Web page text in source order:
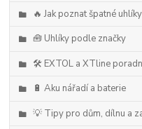
🔥 Jak poznat špatné uhlíky
🧰 Uhlíky podle značky
🛠️ EXTOL a XTline
🔋 Aku nářadí a baterie
💡 Tipy pro dům, dílnu a